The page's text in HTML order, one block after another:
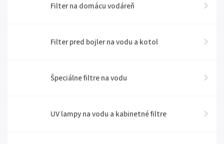
Filter na domácu vodáreň
Filter pred bojler na vodu a kotol
Špeciálne filtre na vodu
UV lampy na vodu a kabinetné filtre